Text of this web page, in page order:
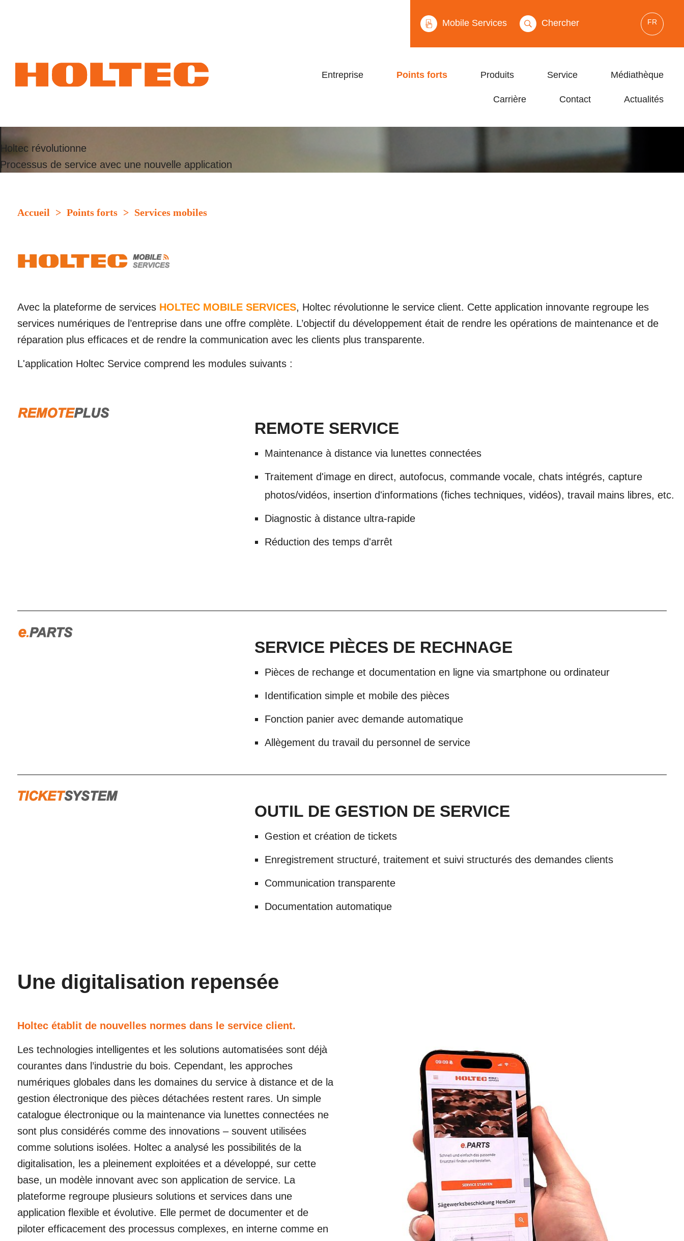
Mobile Services Chercher FR
Entreprise Points forts Produits Service Médiathèque
Carrière Contact Actualités
Holtec révolutionne
Processus de service avec une nouvelle application
Accueil > Points forts > Services mobiles
Avec la plateforme de services HOLTEC MOBILE SERVICES, Holtec révolutionne le service client. Cette application innovante regroupe les
services numériques de l’entreprise dans une offre complète. L’objectif du développement était de rendre les opérations de maintenance et de
réparation plus efficaces et de rendre la communication avec les clients plus transparente.
L'application Holtec Service comprend les modules suivants :
REMOTE SERVICE
Maintenance à distance via lunettes connectées
Traitement d'image en direct, autofocus, commande vocale, chats intégrés, capture
photos/vidéos, insertion d'informations (fiches techniques, vidéos), travail mains libres, etc.
Diagnostic à distance ultra-rapide
Réduction des temps d'arrêt
SERVICE PIÈCES DE RECHNAGE
Pièces de rechange et documentation en ligne via smartphone ou ordinateur
Identification simple et mobile des pièces
Fonction panier avec demande automatique
Allègement du travail du personnel de service
OUTIL DE GESTION DE SERVICE
Gestion et création de tickets
Enregistrement structuré, traitement et suivi structurés des demandes clients
Communication transparente
Documentation automatique
Une digitalisation repensée
Holtec établit de nouvelles normes dans le service client.
Les technologies intelligentes et les solutions automatisées sont déjà
courantes dans l’industrie du bois. Cependant, les approches
numériques globales dans les domaines du service à distance et de la
gestion électronique des pièces détachées restent rares. Un simple
catalogue électronique ou la maintenance via lunettes connectées ne
sont plus considérés comme des innovations – souvent utilisées
comme solutions isolées. Holtec a analysé les possibilités de la
digitalisation, les a pleinement exploitées et a développé, sur cette
base, un modèle innovant avec son application de service. La
plateforme regroupe plusieurs solutions et services dans une
application flexible et évolutive. Elle permet de documenter et de
piloter efficacement des processus complexes, en interne comme en